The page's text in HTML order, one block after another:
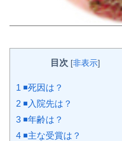
目次 [非表示]
1 ◾️死因は？
2 ◾️入院先は？
3 ◾️年齢は？
4 ◾️主な受賞は？